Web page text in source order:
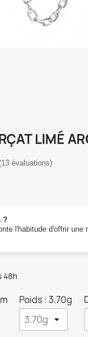
LIMÉ
évaluations)
?
l'habitude d'offrir une
48h
Poids : 3.70g